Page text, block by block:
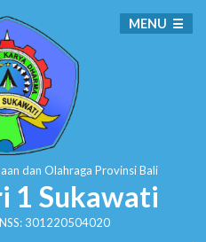
dan Olahraga Provinsi Bali
1 Sukawati
301220504020
MENU